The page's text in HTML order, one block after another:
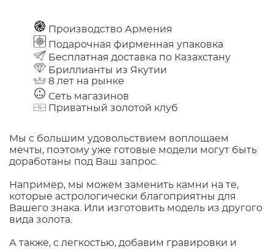
Производство Армения
Подарочная фирменная упаковка
Бесплатная доставка по Казахстану
Бриллианты из Якутии
8 лет на рынке
Сеть магазинов
Приватный золотой клуб
Мы с большим удовольствием воплощаем
мечты, поэтому уже готовые модели могут быть
доработаны под Ваш запрос.
Например, мы можем заменить камни на те,
которые астрологически благоприятны для
Вашего знака. Или изготовить модель из другого
вида золота.
А также, с легкостью, добавим гравировки и